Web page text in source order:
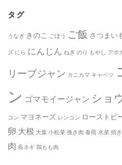
タグ
うなぎ きのこ ごぼう ご飯 さつまい
ズ にら にんじん ねぎ のり もやし アボ
リーブジャン カニカマ キャベツ
ン ゴマモイージャン ショ
コン マヨネーズ レンコン ローストビ
卵 大根 大葉 小松菜 挽き肉 春雨 水菜 焼
肉 長ネギ 鶏もも肉